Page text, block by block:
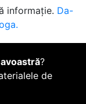
informație. Da-
?
de